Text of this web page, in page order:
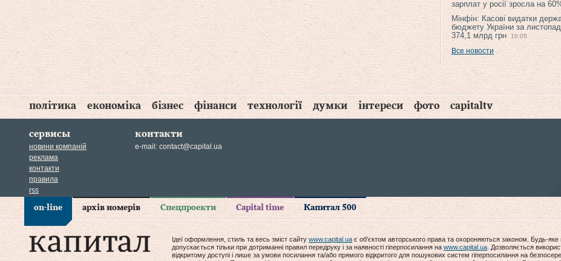
зарплат у росії зросла на
Мінфін: Касові видатки
бюджету України за
374,1 млрд грн
10:05
Все новости
політика економіка бізнес фінанси технології думки інтереси фото capitaltv
сервисы
новини компаній
реклама
контакти
правила
rss
контакти
e-mail: contact@capital.ua
on-line архів номерів Спецпроекти Capital time Капитал 500
Ідеї оформлення, стиль та весь зміст сайту www.capital.ua є об'єктом авторського права та охороняються законом. Будь-яке
допускається тільки при дотриманні правил передруку і за наявності гіперпосилання на www.capital.ua . Дозволяється
відкритому доступі і лише за умови посилання та/або прямого відкритого для пошукових систем гіперпосилання на